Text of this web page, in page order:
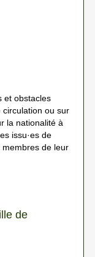
et obstacles
circulation ou sur
la nationalité à
issu·es de
membres de leur
de